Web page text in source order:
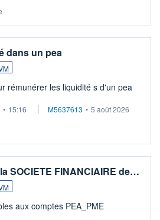
dans un pea
rémunérer les liquidité s d'un pea
• 15:16 M5637613 • 5 août 2026
SOCIETE FINANCIAIRE de…
accesibles aux comptes PEA_PME